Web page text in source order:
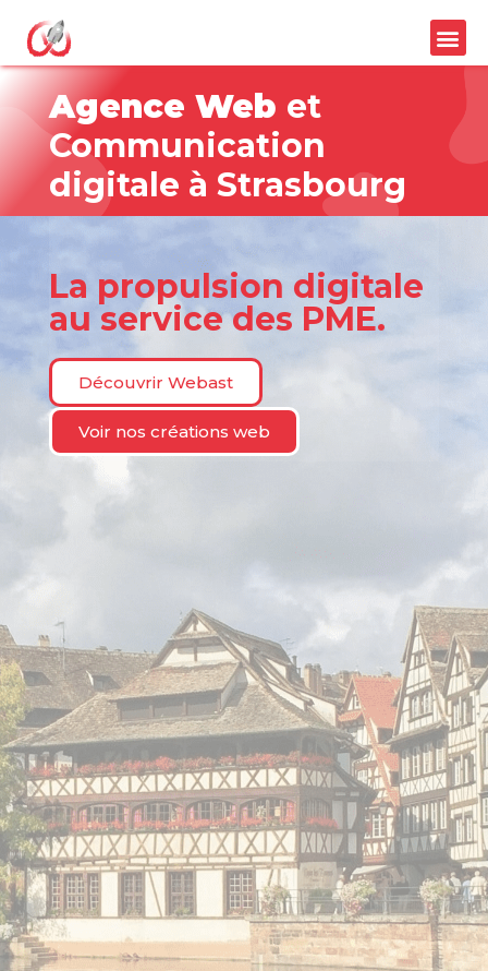
Agence Web et
Communication
digitale à Strasbourg
La propulsion digitale
au service des PME.
Découvrir Webast
Voir nos créations web